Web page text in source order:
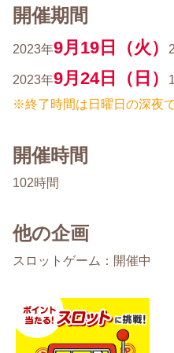
開催期間
2023年9月19日（火）
2023年9月24日（日）
※終了時間は日曜日の深夜
開催時間
102時間
他の企画
スロットゲーム：開催中